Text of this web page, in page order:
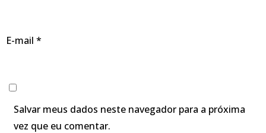
E-mail *
Salvar meus dados neste navegador para a próxima
vez que eu comentar.